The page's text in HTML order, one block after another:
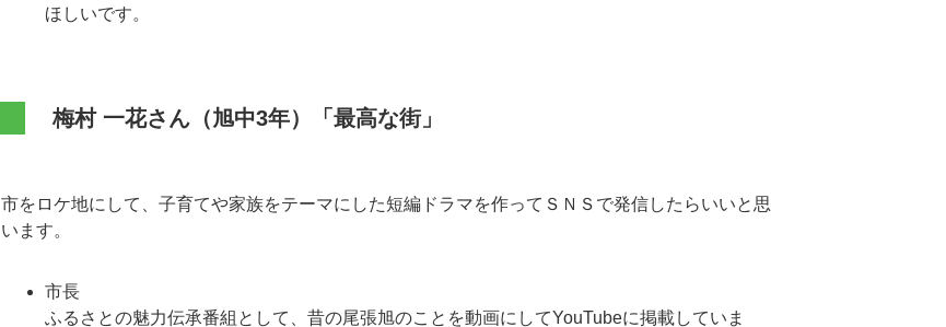
ほしいです。
梅村 一花さん（旭中3年）「最高な街」
市をロケ地にして、子育てや家族をテーマにした短編ドラマを作ってＳＮＳで発信したらいいと思
います。
市長
ふるさとの魅力伝承番組として、昔の尾張旭のことを動画にしてYouTubeに掲載していま